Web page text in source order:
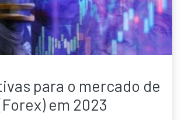
para o mercado de
em 2023